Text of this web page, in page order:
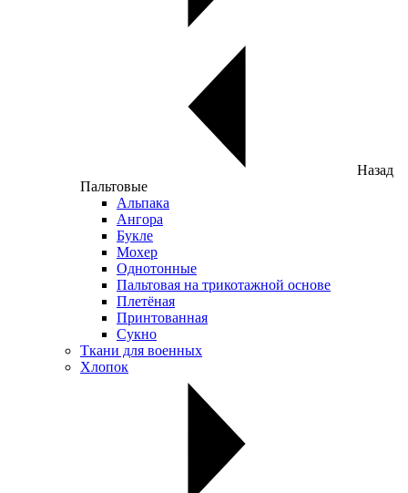
Назад
Пальтовые
Альпака
Ангора
Букле
Мохер
Однотонные
Пальтовая на трикотажной основе
Плетёная
Принтованная
Сукно
Ткани для военных
Хлопок